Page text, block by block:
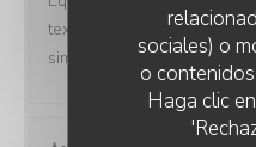
sociales) o
o
Haga clic
textures. Le bel ami, c’est
simplicité. On ne peut pas